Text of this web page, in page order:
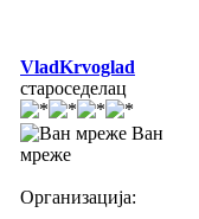
VladKrvoglad
староседелац
Ван
мреже
Организација: